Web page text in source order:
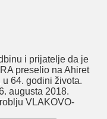
i prijatelje da je
preselio na Ahiret
64. godini života.
augusta 2018.
VLAKOVO-